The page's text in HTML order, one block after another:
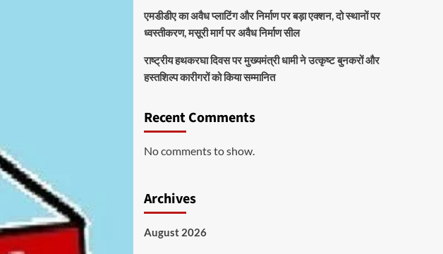
एमडीडीए का अवैध प्लाटिंग और निर्माण पर बड़ा एक्शन, दो स्थानों पर
ध्वस्तीकरण, मसूरी मार्ग पर अवैध निर्माण सील
राष्ट्रीय हथकरघा दिवस पर मुख्यमंत्री धामी ने उत्कृष्ट बुनकरों और
हस्तशिल्प कारीगरों को किया सम्मानित
Recent Comments
No comments to show.
Archives
August 2026